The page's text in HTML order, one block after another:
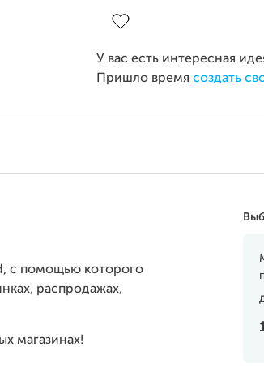
У вас есть интересная
Пришло время создать
с помощью которого
распродажах,
магазинах!